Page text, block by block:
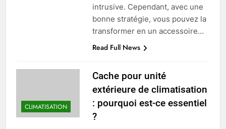
intrusive. Cependant, avec une
bonne stratégie, vous pouvez la
transformer en un accessoire…
Read Full News
CLIMATISATION
Cache pour unité
extérieure de climatisation
: pourquoi est-ce essentiel
?